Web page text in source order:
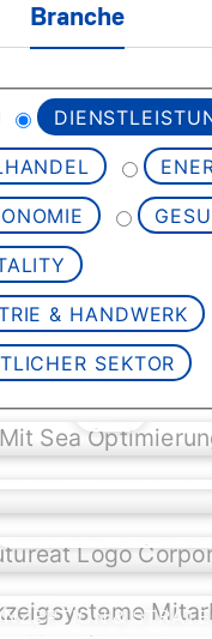
Branche
& HANDWERK
SEKTOR
SEA
/
&